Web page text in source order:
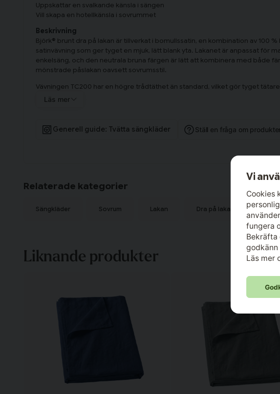
Uppskattar en svalkande känsla i sängen
Vill skapa en hotellkänsla i sovrummet
Beskrivning
Björk® brunt dra på lakan är tillverkat i bomullssatin, en kombination av 100
satinvävning som ger tyget en mjuk, lätt blank yta. Lakanet är anpassat för
enkelsäng, och den neutrala bruna färgen är lätt att kombinera med både
mönstrade påslakan oavsett sovrumsstil.
Vävningen TC200 har en högre trådtäthet än standard, vilket gör tyget
mer följsamt mot kroppen. Bomullssatin behåller bomullens
Lakanet har ett formsytt elastiskt band runt hela kanten som håller det
Om satin
Satin är en vävteknik som ger tyget en len, lätt blank yta och en mjuk fall.
kombinerar bomullens andningsförmåga med satinvävningens
gör sängkläderna behagliga året runt. Materialet känns svalt mot huden och
Läs mer
Generell guide: Tvätta sängkläder Ställ en fråga om
Relaterade kategorier
Sängkläder Sovrum Lakan Dra på lakan
Liknande produkter
Vi
Cookies
fungera
godkänn
Läs mer